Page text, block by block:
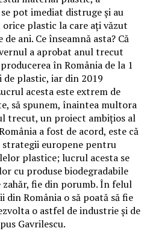
pot imediat distruge şi au
plastic la care aţi văzut
ani. Ce înseamnă asta? Că
a aprobat anul trecut
în România de la 1
plastic, iar din 2019
acesta este extrem de
să spunem, înaintea multora
trecut, un proiect ambiţios al
a fost de acord, este că
europene pentru
plastice; lucrul acesta se
cu produse biodegradabile
fie din porumb. În felul
România o să poată să fie
o astfel de industrie şi de
Gavrilescu.